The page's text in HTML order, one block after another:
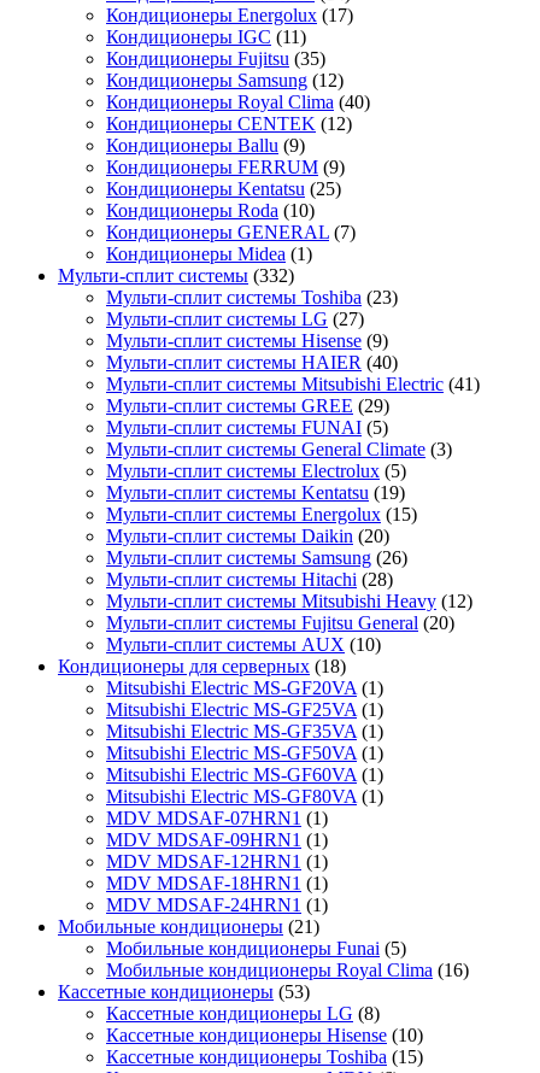
Кондиционеры Energolux (17)
Кондиционеры IGC (11)
Кондиционеры Fujitsu (35)
Кондиционеры Samsung (12)
Кондиционеры Royal Clima (40)
Кондиционеры CENTEK (12)
Кондиционеры Ballu (9)
Кондиционеры FERRUM (9)
Кондиционеры Kentatsu (25)
Кондиционеры Roda (10)
Кондиционеры GENERAL (7)
Кондиционеры Midea (1)
Мульти-сплит системы (332)
Мульти-сплит системы Toshiba (23)
Мульти-сплит системы LG (27)
Мульти-сплит системы Hisense (9)
Мульти-сплит системы HAIER (40)
Мульти-сплит системы Mitsubishi Electric (41)
Мульти-сплит системы GREE (29)
Мульти-сплит системы FUNAI (5)
Мульти-сплит системы General Climate (3)
Мульти-сплит системы Electrolux (5)
Мульти-сплит системы Kentatsu (19)
Мульти-сплит системы Energolux (15)
Мульти-сплит системы Daikin (20)
Мульти-сплит системы Samsung (26)
Мульти-сплит системы Hitachi (28)
Мульти-сплит системы Mitsubishi Heavy (12)
Мульти-сплит системы Fujitsu General (20)
Мульти-сплит системы AUX (10)
Кондиционеры для серверных (18)
Mitsubishi Electric MS-GF20VA (1)
Mitsubishi Electric MS-GF25VA (1)
Mitsubishi Electric MS-GF35VA (1)
Mitsubishi Electric MS-GF50VA (1)
Mitsubishi Electric MS-GF60VA (1)
Mitsubishi Electric MS-GF80VA (1)
MDV MDSAF-07HRN1 (1)
MDV MDSAF-09HRN1 (1)
MDV MDSAF-12HRN1 (1)
MDV MDSAF-18HRN1 (1)
MDV MDSAF-24HRN1 (1)
Мобильные кондиционеры (21)
Мобильные кондиционеры Funai (5)
Мобильные кондиционеры Royal Clima (16)
Кассетные кондиционеры (53)
Кассетные кондиционеры LG (8)
Кассетные кондиционеры Hisense (10)
Кассетные кондиционеры Toshiba (15)